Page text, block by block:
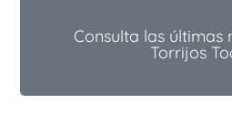
Consulta las últimas
Torrijos